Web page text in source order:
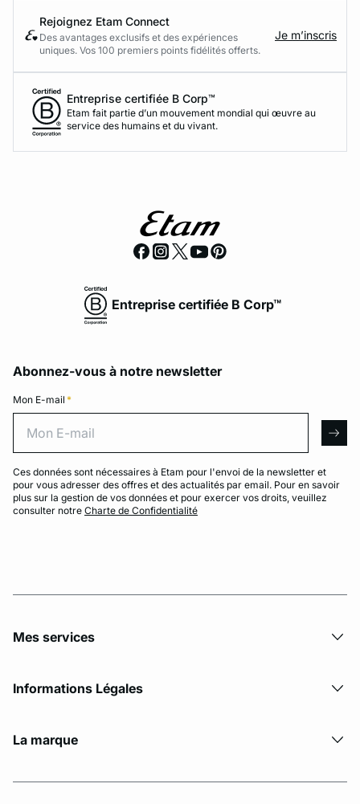
Rejoignez Etam Connect
Des avantages exclusifs et des expériences
uniques. Vos 100 premiers points fidélités offerts.
Je m’inscris
Entreprise certifiée B Corp™
Etam fait partie d’un mouvement mondial qui œuvre au
service des humains et du vivant.
Entreprise certifiée B Corp™
Abonnez-vous à notre newsletter
Mon E-mail *
Ces données sont nécessaires à Etam pour l'envoi de la newsletter et
pour vous adresser des offres et des actualités par email. Pour en savoir
plus sur la gestion de vos données et pour exercer vos droits, veuillez
consulter notre Charte de Confidentialité
Mes services
Informations Légales
La marque